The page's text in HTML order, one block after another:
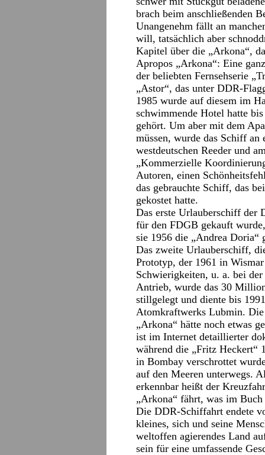
brach beim anschließenden
Unangenehm fällt an
will, tatsächlich aber
Kapitel über die „Arkona“,
Apropos „Arkona“: Eine
der beliebten Fernsehserie
„Astor“, das unter DDR-
1985 wurde auf diesem im
schwimmende Hotel hatte
gehört. Um aber mit dem
müssen, wurde das Schiff
westdeutschen Reeder und
„Kommerzielle
Autoren, einen
das gebrauchte Schiff, das
gekostet hatte.
Das erste Urlauberschiff der
für den FDGB gekauft
sie 1956 die „Andrea Doria“
Das zweite Urlauberschiff,
Prototyp, der 1961 in
Schwierigkeiten, u. a. bei
Antrieb, wurde das 30
stillgelegt und diente bis
Atomkraftwerks Lubmin. Die
„Arkona“ hätte noch etwas
ist im Internet detaillierter
während die „Fritz Heckert“
in Bombay verschrottet
auf den Meeren unterwegs.
erkennbar heißt der
„Arkona“ fährt, was im
Die DDR-Schiffahrt endete
kleines, sich und seine
weltoffen agierendes Land
sein für eine umfassende